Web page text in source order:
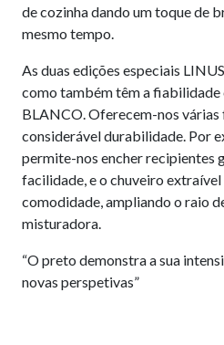
de cozinha dando um toque de
mesmo tempo.
As duas edições especiais
como também têm a
BLANCO. Oferecem-nos várias
considerável durabilidade. Por
permite-nos encher recipientes
facilidade, e o chuveiro
comodidade, ampliando o raio
misturadora.
“O preto demonstra a sua
novas perspetivas”